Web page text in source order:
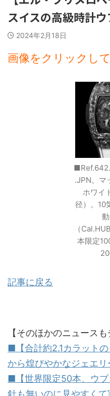
スイスの高級時計
2024年2月18日
画像をクリックし
.JPN。マ
ホワイ
径）。10
（
本限定
記事に戻る
【そのほかのニュースも
■【合計約2.1カラット
から煌びやかなジェエ
■【世界限定50本、ウブ
針も無いのに見やすくて